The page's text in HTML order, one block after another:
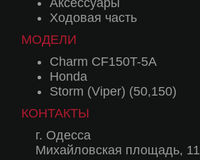
Аксессуары
Ходовая часть
МОДЕЛИ
Charm CF150T-5A
Honda
Storm (Viper) (50,150)
КОНТАКТЫ
г. Одесса
Михайловская площадь, 11